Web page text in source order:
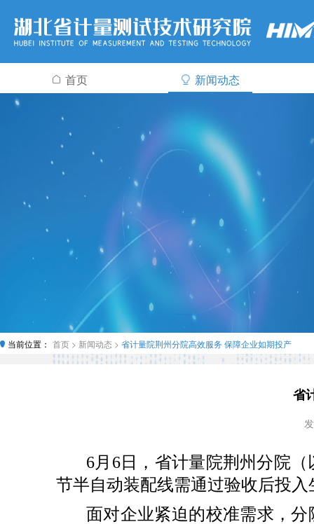
首页 新闻动态
当前位置： 首页 > 新闻动态 > 省计量院荆州分院高效服务 保障企业如期投产
省
6月6日，省计量院荆州分院
节半自动装配线需通过验收后投
面对企业紧迫的校准需求，